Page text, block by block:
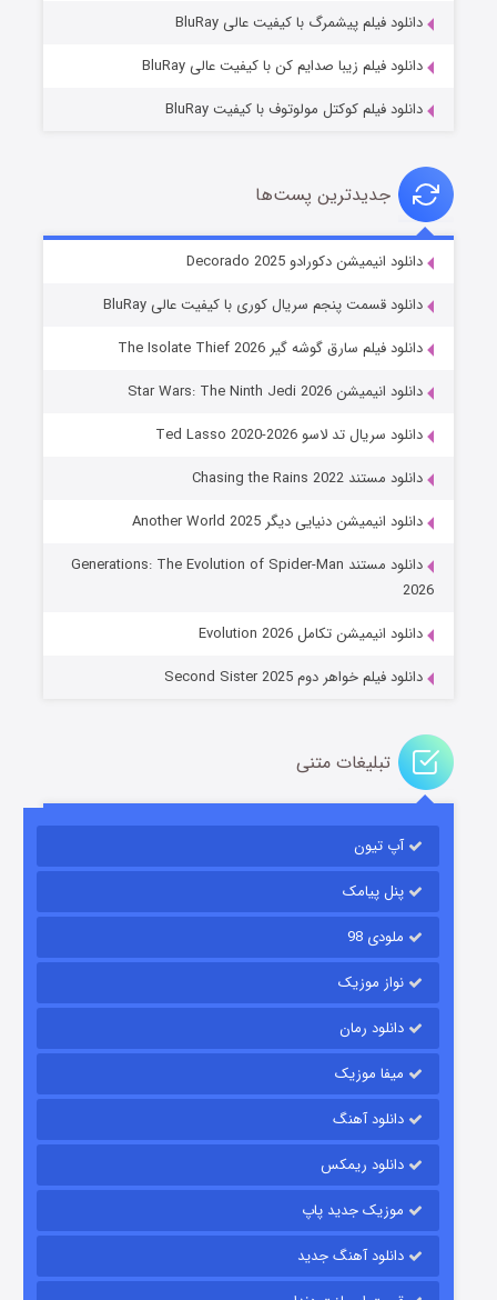
خاندان اژدها فصل ۳
جادوگری در مغولستان
قسمت14 (زیرنویس) منتشر شد
باب اسفنجی فصل ۱۷
قسمت6 (زیرنویس) منتشر شد
قسمت15 (دوبله) منتشر شد
دانلود فیلم پیشمرگ با کیفیت عالی BluRay
دانلود فیلم زیبا صدایم کن با کیفیت عالی BluRay
دانلود فیلم کوکتل مولوتوف با کیفیت BluRay
جدیدترین پست‌ها
دانلود انیمیشن دکورادو Decorado 2025
دانلود قسمت پنجم سریال کوری با کیفیت عالی BluRay
دانلود فیلم سارق گوشه گیر The Isolate Thief 2026
دانلود انیمیشن Star Wars: The Ninth Jedi 2026
دانلود سریال تد لاسو Ted Lasso 2020-2026
دانلود مستند Chasing the Rains 2022
دانلود انیمیشن دنیایی دیگر Another World 2025
دانلود مستند Generations: The Evolution of Spider-Man
2026
دانلود انیمیشن تکامل Evolution 2026
دانلود فیلم خواهر دوم Second Sister 2025
تبلیغات متنی
آپ تیون
پنل پیامک
ملودی 98
نواز موزیک
دانلود رمان
میفا موزیک
دانلود آهنگ
دانلود ریمکس
موزیک جدید پاپ
دانلود آهنگ جدید